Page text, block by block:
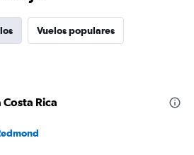
Vuelos populares
Rica